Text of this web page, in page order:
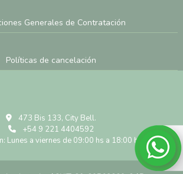
Generales de Contratación
Políticas de cancelación
473 Bis 133, City Bell.
+54 9 221 4404592
Lunes a viernes de 09:00 hs a 18:00 hs